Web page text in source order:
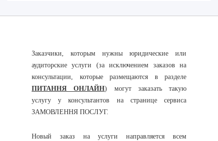
Заказчики, которым нужны юридические или
аудиторские услуги (за исключением заказов на
консультации, которые размещаются в разделе
ПИТАННЯ ОНЛАЙН) могут заказать такую
услугу у консультантов на странице сервиса
ЗАМОВЛЕННЯ ПОСЛУГ.
Новый заказ на услуги направляется всем